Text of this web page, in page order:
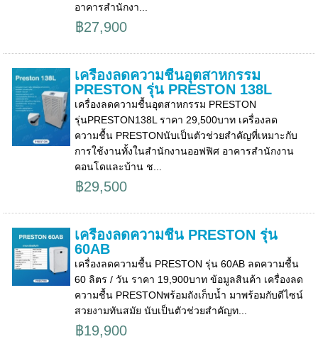
อาคารสำนักงา...
฿27,900
เครื่องลดความชื้นอุตสาหกรรม
PRESTON รุ่น PRESTON 138L
เครื่องลดความชื้นอุตสาหกรรม PRESTON
รุ่นPRESTON138L ราคา 29,500บาท เครื่องลด
ความชื้น PRESTONนับเป็นตัวช่วยสำคัญที่เหมาะกับ
การใช้งานทั้งในสำนักงานออฟฟิศ อาคารสำนักงาน
คอนโดและบ้าน ช...
฿29,500
เครื่องลดความชื้น PRESTON รุ่น
60AB
เครื่องลดความชื้น PRESTON รุ่น 60AB ลดความชื้น
60 ลิตร / วัน ราคา 19,900บาท ข้อมูลสินค้า เครื่องลด
ความชื้น PRESTONพร้อมถังเก็บน้ำ มาพร้อมกับดีไซน์
สวยงามทันสมัย นับเป็นตัวช่วยสำคัญท...
฿19,900